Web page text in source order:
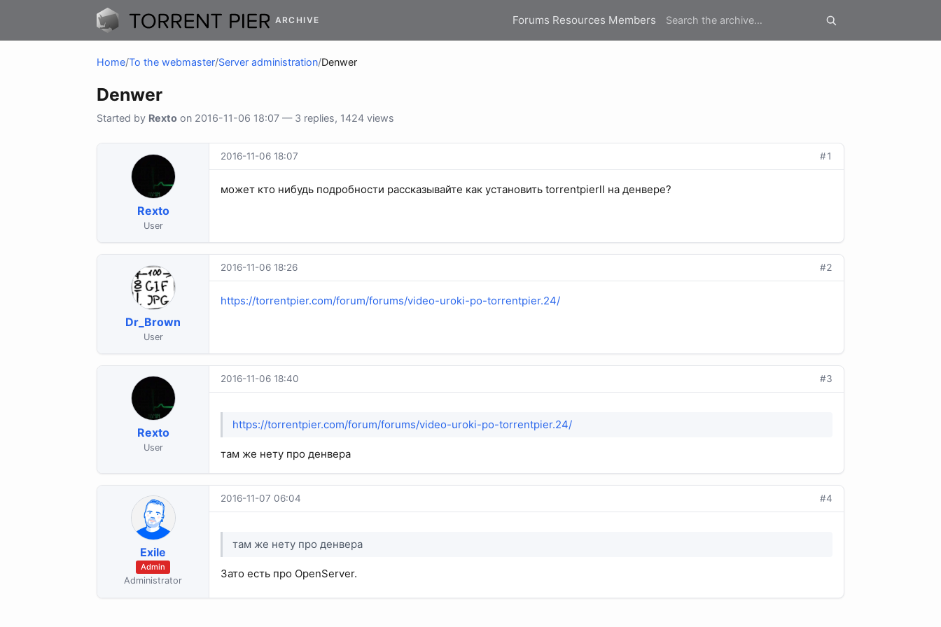
ARCHIVE Forums Resources Members
Home/To the webmaster/Server administration/Denwer
Denwer
Started by Rexto on 2016-11-06 18:07 — 3 replies, 1424 views
Rexto
User
2016-11-06 18:07 #1
может кто нибудь подробности рассказывайте как установить torrentpierll на денвере?
Dr_Brown
User
2016-11-06 18:26 #2
https://torrentpier.com/forum/forums/video-uroki-po-torrentpier.24/
Rexto
User
2016-11-06 18:40 #3
https://torrentpier.com/forum/forums/video-uroki-po-torrentpier.24/
там же нету про денвера
Exile
Admin
Administrator
2016-11-07 06:04 #4
там же нету про денвера
Зато есть про OpenServer.